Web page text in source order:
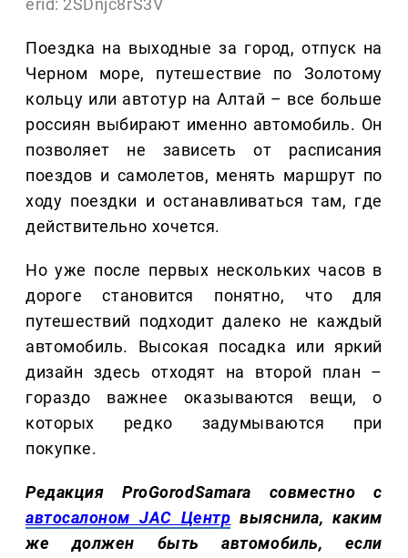
erid: 2SDnjc8rS3V
Поездка на выходные за город, отпуск на
Черном море, путешествие по Золотому
кольцу или автотур на Алтай – все больше
россиян выбирают именно автомобиль. Он
позволяет не зависеть от расписания
поездов и самолетов, менять маршрут по
ходу поездки и останавливаться там, где
действительно хочется.
Но уже после первых нескольких часов в
дороге становится понятно, что для
путешествий подходит далеко не каждый
автомобиль. Высокая посадка или яркий
дизайн здесь отходят на второй план –
гораздо важнее оказываются вещи, о
которых редко задумываются при
покупке.
Редакция ProGorodSamara совместно с
автосалоном JAC Центр выяснила, каким
же должен быть автомобиль, если